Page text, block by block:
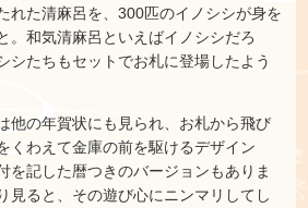
れた清麻呂を、300匹のイノシシが身を
。和気清麻呂といえばイノシシだろ
シたちもセットでお札に登場したよう
他の年賀状にも見られ、お札から飛び
くわえて金庫の前を駆けるデザイン
を記した暦つきのバージョンもありま
見ると、その遊び心にニンマリしてし